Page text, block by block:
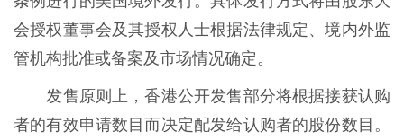
会授权董事会及其授权人士根据法律规定、境内外监
管机构批准或备案及市场情况确定。
发售原则上，香港公开发售部分将根据接获认购
者的有效申请数目而决定配发给认购者的股份数目。